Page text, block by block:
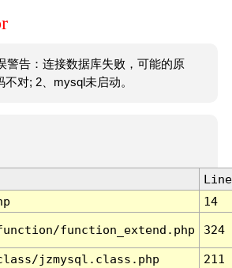
警告：连接数据库失败，可能的原
对; 2、mysql未启动。
Line
14
function_extend.php 324
jzmysql.class.php
211